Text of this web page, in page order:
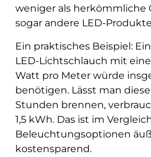
weniger als herkömmliche
sogar andere LED-
Ein praktisches Beispiel:
LED-Lichtschlauch mit
Watt pro Meter würde
benötigen. Lässt man
Stunden brennen,
1,5 kWh. Das ist im
Beleuchtungsoptionen
kostensparend.